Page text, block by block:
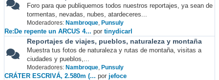
Foro para que publiquemos todos nuestros reportajes, ya sean de
tormentas, nevadas, nubes, atardeceres...
Moderadores: Nambroque, Punsuly
Re:De repente un ARCUS 4... por tinydicarl
Reportajes de viajes, pueblos, naturaleza y montaña
Muestra tus fotos de naturaleza y rutas de montaña, visitas a
ciudades y pueblos,...
Moderadores: Nambroque, Punsuly
CRÁTER ESCRIVÁ, 2.580m (... por jefoce